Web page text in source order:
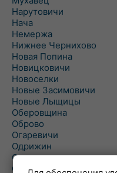
Нарутовичи
Нача
Немержа
Нижнее Чернихово
Новая Попина
Новицковичи
Новоселки
Новые Засимовичи
Новые Лыщицы
Оберовщина
Оброво
Огаревичи
Одрижин
Оздамичи
Озяты